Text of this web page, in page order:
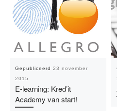
Gepubliceerd 23 november
2015
E-learning: Kred’it
Academy van start!